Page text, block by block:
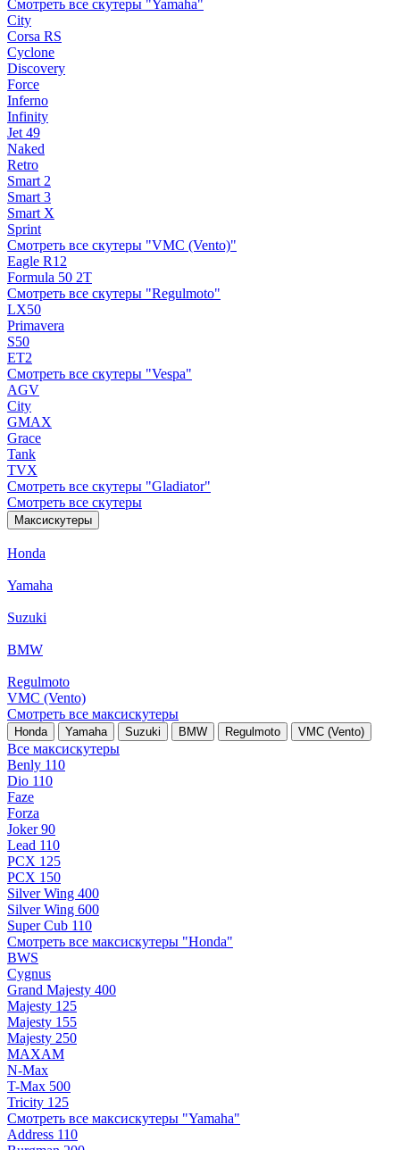
Смотреть все скутеры "Yamaha"
City
Corsa RS
Cyclone
Discovery
Force
Inferno
Infinity
Jet 49
Naked
Retro
Smart 2
Smart 3
Smart X
Sprint
Смотреть все скутеры "VMC (Vento)"
Eagle R12
Formula 50 2Т
Смотреть все скутеры "Regulmoto"
LX50
Primavera
S50
ET2
Смотреть все скутеры "Vespa"
AGV
City
GMAX
Grace
Tank
TVX
Смотреть все скутеры "Gladiator"
Смотреть все скутеры
Максискутеры
Honda
Yamaha
Suzuki
BMW
Regulmoto
VMC (Vento)
Смотреть все максискутеры
Honda Yamaha Suzuki BMW Regulmoto VMC (Vento)
Все максискутеры
Benly 110
Dio 110
Faze
Forza
Joker 90
Lead 110
PCX 125
PCX 150
Silver Wing 400
Silver Wing 600
Super Cub 110
Смотреть все максискутеры "Honda"
BWS
Cygnus
Grand Majesty 400
Majesty 125
Majesty 155
Majesty 250
MAXAM
N-Max
T-Max 500
Tricity 125
Смотреть все максискутеры "Yamaha"
Address 110